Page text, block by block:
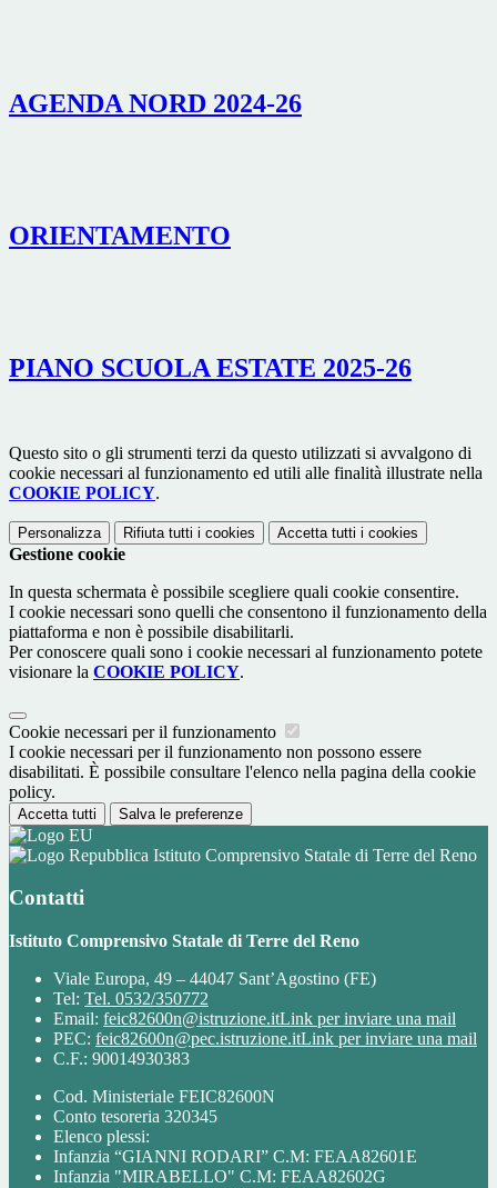
AGENDA NORD 2024-26
ORIENTAMENTO
PIANO SCUOLA ESTATE 2025-26
Questo sito o gli strumenti terzi da questo utilizzati si avvalgono di
cookie necessari al funzionamento ed utili alle finalità illustrate nella
COOKIE POLICY.
Personalizza Rifiuta tutti i cookies Accetta tutti i cookies
Gestione cookie
In questa schermata è possibile scegliere quali cookie consentire.
I cookie necessari sono quelli che consentono il funzionamento della
piattaforma e non è possibile disabilitarli.
Per conoscere quali sono i cookie necessari al funzionamento potete
visionare la COOKIE POLICY.
Cookie necessari per il funzionamento
I cookie necessari per il funzionamento non possono essere
disabilitati. È possibile consultare l'elenco nella pagina della cookie
policy.
Accetta tutti Salva le preferenze
Istituto Comprensivo Statale di Terre del Reno
Contatti
Istituto Comprensivo Statale di Terre del Reno
Viale Europa, 49 – 44047 Sant’Agostino (FE)
Tel: Tel. 0532/350772
Email: feic82600n@istruzione.itLink per inviare una mail
PEC: feic82600n@pec.istruzione.itLink per inviare una mail
C.F.: 90014930383
Cod. Ministeriale FEIC82600N
Conto tesoreria 320345
Elenco plessi:
Infanzia “GIANNI RODARI” C.M: FEAA82601E
Infanzia "MIRABELLO" C.M: FEAA82602G